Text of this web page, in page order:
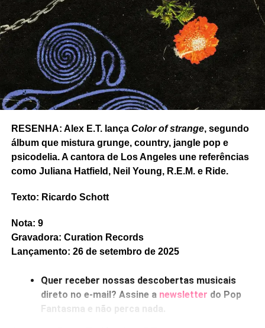
Nessa base, o Pianocoquetel acaba lembrando bandas
como Sparks, que unem melodias contemplativas e
observações ferinas, como no tédio mortal deVai levar
um tempo pra voltare na blues ballad de elevador
Castelo de roupas pelo chão
. MasQue coisaainda tem a
impagável
São Longuinho e os três pulinhos , rock
lascado à moda de Ty Segall – embora as mudanças de
setentista deBaixa manutenção, com Viridiana dividindo
os vocais. Tudo montado com muito cuidado nas
melodias.
Fantasma funcionando todo dia.
E se ainda não assinou, dá tempo:
newslettere receba nossos posts direto no e-
mail.
RESENHA: Alex E.T. lança Color of strange, segundo
álbum que mistura grunge, country, jangle pop e
psicodelia. A cantora de Los Angeles une referências
como Juliana Hatfield, Neil Young, R.E.M. e Ride.
Texto: Ricardo Schott
Nota: 9
Gravadora: Curation Records
Lançamento: 26 de setembro de 2025
Quer receber nossas descobertas musicais
direto no e-mail? Assine a newsletter do Pop
Fantasma e não perca nada.